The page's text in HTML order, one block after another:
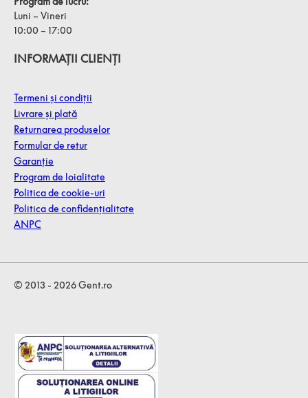
Luni – Vineri
10:00 – 17:00
INFORMAȚII CLIENȚI
Termeni și condiții
Livrare și plată
Returnarea produselor
Formular de retur
Garanție
Program de loialitate
Politica de cookie-uri
Politica de confidențialitate
ANPC
© 2013 - 2026 Gent.ro